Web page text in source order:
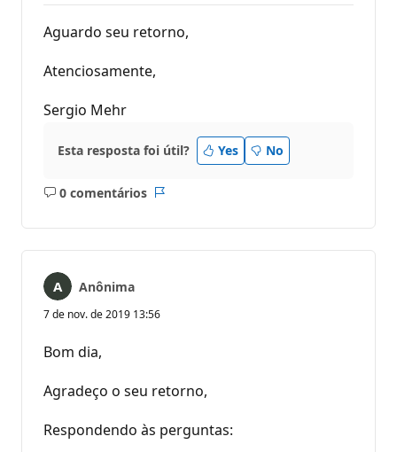
Aguardo seu retorno,
Atenciosamente,
Sergio Mehr
Esta resposta foi útil? Yes No
0 comentários
Sem
Anônima
7 de nov. de 2019 13:56
Bom dia,
Agradeço o seu retorno,
Respondendo às perguntas: